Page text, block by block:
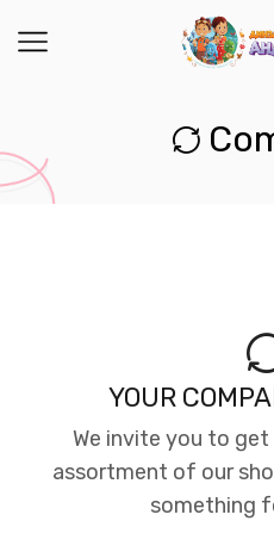
YOUR
We invite you to
assortment of our
something